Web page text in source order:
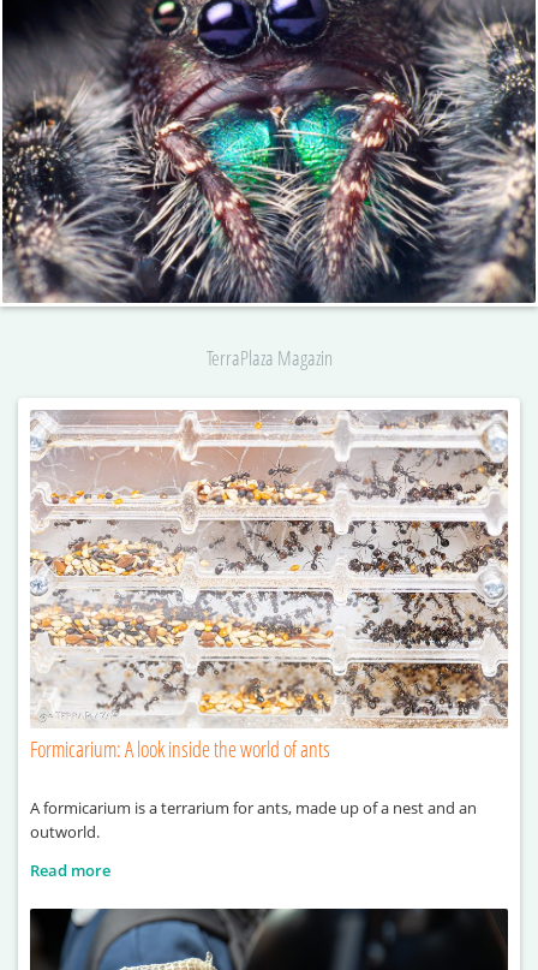
TerraPlaza Magazin
Formicarium: A look inside the world of ants
A formicarium is a terrarium for ants, made up of a nest and an
outworld.
Read more